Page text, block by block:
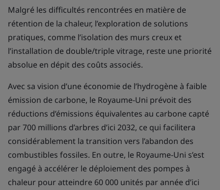
Malgré les difficultés rencontrées en matière de
rétention de la chaleur, l’exploration de solutions
pratiques, comme l’isolation des murs creux et
l’installation de double/triple vitrage, reste une priorité
absolue en dépit des coûts associés.
Avec sa vision d’une économie de l’hydrogène à faible
émission de carbone, le Royaume-Uni prévoit des
réductions d’émissions équivalentes au carbone capté
par 700 millions d’arbres d’ici 2032, ce qui facilitera
considérablement la transition vers l’abandon des
combustibles fossiles. En outre, le Royaume-Uni s’est
engagé à accélérer le déploiement des pompes à
chaleur pour atteindre 60 000 unités par année d’ici